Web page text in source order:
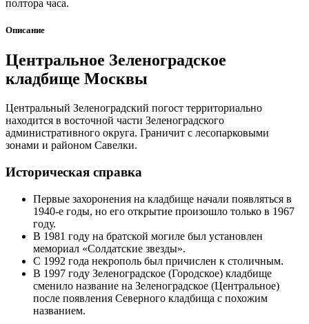
полтора часа.
Описание
Центральное Зеленоградское
кладбище Москвы
Центральный Зеленоградский погост территориально
находится в восточной части Зеленоградского
административного округа. Граничит с лесопарковыми
зонами и районом Савелки.
Историческая справка
Первые захоронения на кладбище начали появляться в
1940-е годы, но его открытие произошло только в 1967
году.
В 1981 году на братской могиле был установлен
мемориал «Солдатские звезды».
С 1992 года некрополь был причислен к столичным.
В 1997 году Зеленоградское (Городское) кладбище
сменило название на Зеленоградское (Центральное)
после появления Северного кладбища с похожим
названием.